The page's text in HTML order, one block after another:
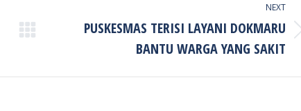
NEXT
PUSKESMAS TERISI LAYANI DOKMARU
BANTU WARGA YANG SAKIT